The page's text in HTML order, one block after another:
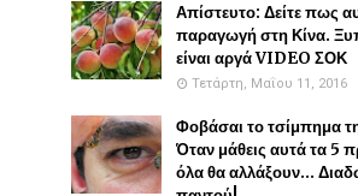
Απίστευτο: Δείτε πως
παραγωγή στη Κίνα.
είναι αργά VIDEO ΣΟΚ
Τετάρτη, Μαΐου 11, 2016
Φοβάσαι το τσίμπημα
Όταν μάθεις αυτά τα 5
όλα θα αλλάξουν...